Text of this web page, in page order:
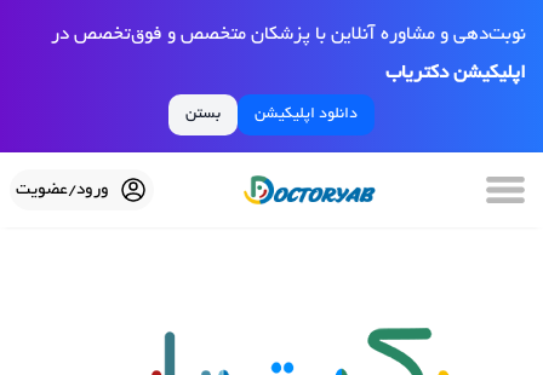
نوبت‌دهی و مشاوره آنلاین با پزشکان متخصص و فوق‌تخصص در
اپلیکیشن دکتریاب
دانلود اپلیکیشن بستن
ورود/عضویت